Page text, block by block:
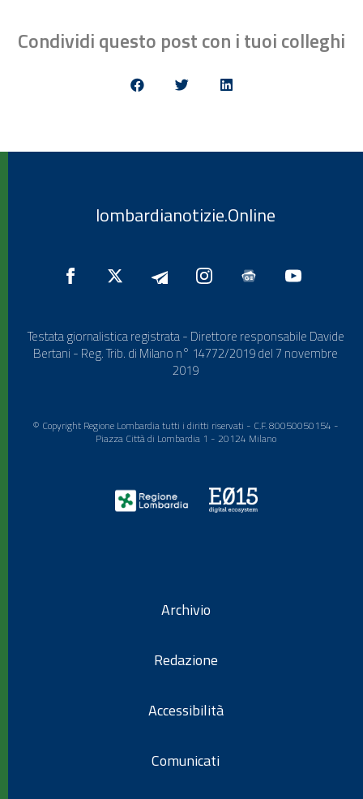
Condividi questo post con i tuoi colleghi
lombardianotizie.Online
Testata giornalistica registrata - Direttore responsabile Davide
Bertani - Reg. Trib. di Milano n° 14772/2019 del 7 novembre
2019
© Copyright Regione Lombardia tutti i diritti riservati - C.F. 80050050154 -
Piazza Città di Lombardia 1 - 20124 Milano
Archivio
Redazione
Accessibilità
Comunicati